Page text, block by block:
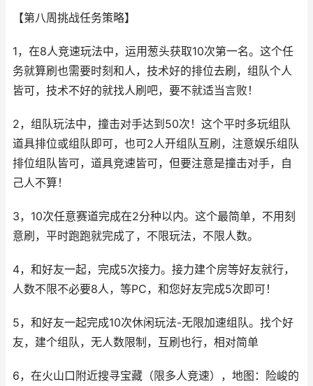
【第八周挑战任务策略】
1，在8人竞速玩法中，运用葱头获取10次第一名。这个任
务就算刷也需要时刻和人，技术好的排位去刷，组队个人
皆可，技术不好的就找人刷吧，要不就适当言败！
2，组队玩法中，撞击对手达到50次！这个平时多玩组队
道具排位或组队即可，也可2人开组队互刷，注意娱乐组队
排位组队皆可，道具竞速皆可，但要注意是撞击对手，自
己人不算！
3，10次任意赛道完成在2分种以内。这个最简单，不用刻
意刷，平时跑跑就完成了，不限玩法，不限人数。
4，和好友一起，完成5次接力。接力建个房等好友就行，
人数不限不必要8人，等PC，和您好友完成5次即可！
5，和好友一起完成10次休闲玩法-无限加速组队。找个好
友，建个组队，无人数限制，互刷也行，相对简单
6，在火山口附近搜寻宝藏（限多人竞速），地图：险峻的